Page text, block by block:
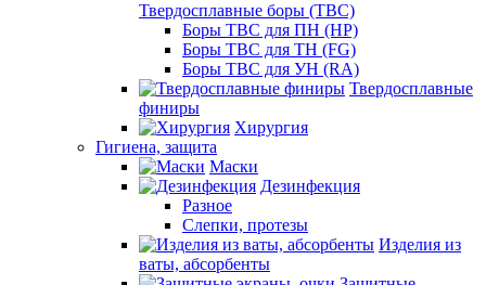
Твердосплавные боры (ТВС)
Боры ТВС для ПН (HP)
Боры ТВС для ТН (FG)
Боры ТВС для УН (RA)
Твердосплавные
финиры
Хирургия
Гигиена, защита
Маски
Дезинфекция
Разное
Слепки, протезы
Изделия из
ваты, абсорбенты